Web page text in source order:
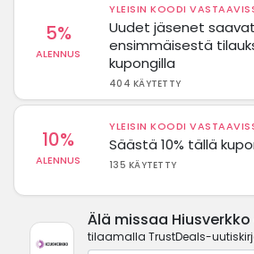
5%
ALENNUS
YLEISIN KOODI
Uudet jäsenet
ensimmäisestä
kupongilla
404 KÄYTETTY
10%
ALENNUS
YLEISIN KOODI
Säästä 10% tällä
135 KÄYTETTY
Älä missaa
tilaamalla TrustDeals-